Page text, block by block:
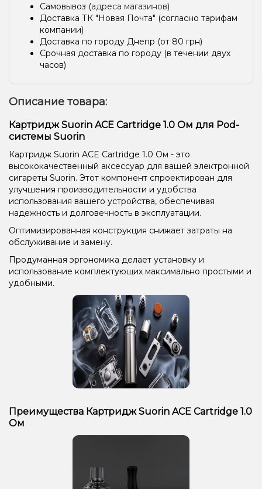
Самовывоз (адреса магазинов)
Доставка ТК "Новая Почта" (согласно тарифам
компании)
Доставка по городу Днепр (от 80 грн)
Срочная доставка по городу (в течении двух
часов)
Описание товара:
Картридж Suorin ACE Cartridge 1.0 Ом для Pod-
системы Suorin
Картридж Suorin ACE Cartridge 1.0 Ом - это
высококачественный аксессуар для вашей электронной
сигареты Suorin. Этот компонент спроектирован для
улучшения производительности и удобства
использования вашего устройства, обеспечивая
надежность и долговечность в эксплуатации.
Оптимизированная конструкция снижает затраты на
обслуживание и замену.
Продуманная эргономика делает установку и
использование комплектующих максимально простыми и
удобными.
Преимущества Картридж Suorin ACE Cartridge 1.0
Ом